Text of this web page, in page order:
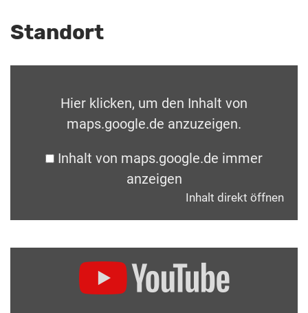
Standort
Hier klicken, um den Inhalt von
maps.google.de anzuzeigen.
Inhalt von maps.google.de immer
anzeigen
Inhalt direkt öffnen